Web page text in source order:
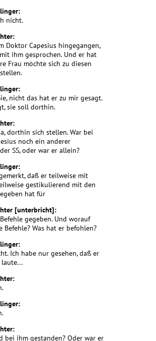
nicht.
Doktor Capesius hingegangen,
ihm gesprochen. Und er hat
Frau möchte sich zu diesen
nicht das hat er zu mir gesagt.
sie soll dorthin.
dorthin sich stellen. War bei
noch ein anderer
SS, oder war er allein?
daß er teilweise mit
gestikulierend mit den
hat für
[unterbricht]:
gegeben. Und worauf
Befehle? Was hat er befohlen?
Ich habe nur gesehen, daß er
bei ihm gestanden? Oder war er